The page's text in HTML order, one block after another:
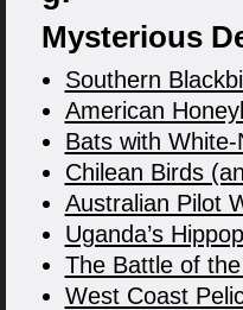
Mysterious
Southern
American
Bats with
Chilean Birds
Australian Pilot
Uganda’s
The Battle of
West Coast